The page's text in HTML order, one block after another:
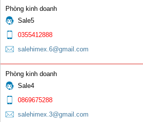
Bép G01-30 & G01-100
Phòng kinh doanh
Sale5
0355412888
salehimex.6@gmail.com
Phòng kinh doanh
Sale4
0869675288
salehimex.3@gmail.com